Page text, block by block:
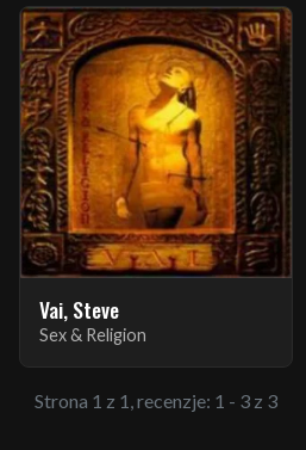
Vai, Steve
Sex & Religion
Strona 1 z 1, recenzje: 1 - 3 z 3